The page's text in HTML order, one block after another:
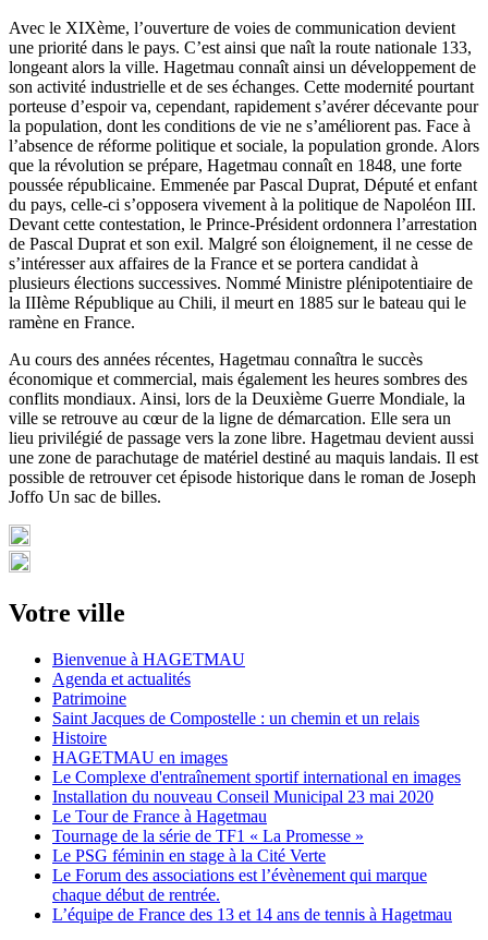
Avec le XIXème, l’ouverture de voies de communication devient
une priorité dans le pays. C’est ainsi que naît la route nationale 133,
longeant alors la ville. Hagetmau connaît ainsi un développement de
son activité industrielle et de ses échanges. Cette modernité pourtant
porteuse d’espoir va, cependant, rapidement s’avérer décevante pour
la population, dont les conditions de vie ne s’améliorent pas. Face à
l’absence de réforme politique et sociale, la population gronde. Alors
que la révolution se prépare, Hagetmau connaît en 1848, une forte
poussée républicaine. Emmenée par Pascal Duprat, Député et enfant
du pays, celle-ci s’opposera vivement à la politique de Napoléon III.
Devant cette contestation, le Prince-Président ordonnera l’arrestation
de Pascal Duprat et son exil. Malgré son éloignement, il ne cesse de
s’intéresser aux affaires de la France et se portera candidat à
plusieurs élections successives. Nommé Ministre plénipotentiaire de
la IIIème République au Chili, il meurt en 1885 sur le bateau qui le
ramène en France.
Au cours des années récentes, Hagetmau connaîtra le succès
économique et commercial, mais également les heures sombres des
conflits mondiaux. Ainsi, lors de la Deuxième Guerre Mondiale, la
ville se retrouve au cœur de la ligne de démarcation. Elle sera un
lieu privilégié de passage vers la zone libre. Hagetmau devient aussi
une zone de parachutage de matériel destiné au maquis landais. Il est
possible de retrouver cet épisode historique dans le roman de Joseph
Joffo Un sac de billes.
Votre ville
Bienvenue à HAGETMAU
Agenda et actualités
Patrimoine
Saint Jacques de Compostelle : un chemin et un relais
Histoire
HAGETMAU en images
Le Complexe d'entraînement sportif international en images
Installation du nouveau Conseil Municipal 23 mai 2020
Le Tour de France à Hagetmau
Tournage de la série de TF1 « La Promesse »
Le PSG féminin en stage à la Cité Verte
Le Forum des associations est l’évènement qui marque
chaque début de rentrée.
L’équipe de France des 13 et 14 ans de tennis à Hagetmau